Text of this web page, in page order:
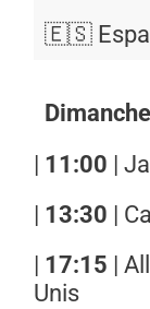
🇪🇸
11:00
|
13:30
|
17:15
|
Unis​